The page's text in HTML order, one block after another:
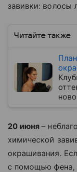
завивки: волосы
Читайте также
20 июня–
химической
окрашивания.
с помощью фена,